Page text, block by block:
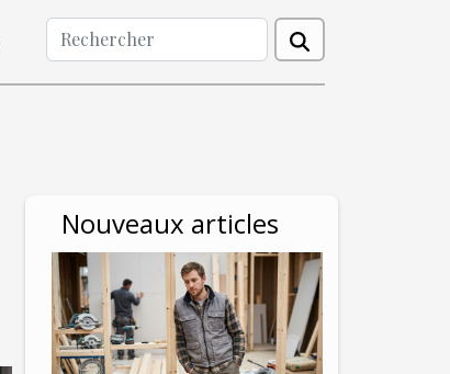
Nouveaux articles